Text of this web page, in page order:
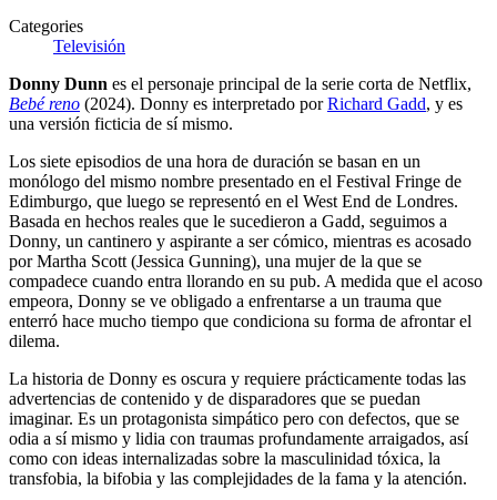
Categories
Televisión
Donny Dunn es el personaje principal de la serie corta de Netflix,
Bebé reno (2024). Donny es interpretado porRichard Gadd, y es
una versión ficticia de sí mismo.
Los siete episodios de una hora de duración se basan en un
monólogo del mismo nombre presentado en el Festival Fringe de
Edimburgo, que luego se representó en el West End de Londres.
Basada en hechos reales que le sucedieron a Gadd, seguimos a
Donny, un cantinero y aspirante a ser cómico, mientras es acosado
por Martha Scott (Jessica Gunning), una mujer de la que se
compadece cuando entra llorando en su pub. A medida que el acoso
empeora, Donny se ve obligado a enfrentarse a un trauma que
enterró hace mucho tiempo que condiciona su forma de afrontar el
dilema.
La historia de Donny es oscura y requiere prácticamente todas las
advertencias de contenido y de disparadores que se puedan
imaginar. Es un protagonista simpático pero con defectos, que se
odia a sí mismo y lidia con traumas profundamente arraigados, así
como con ideas internalizadas sobre la masculinidad tóxica, la
transfobia, la bifobia y las complejidades de la fama y la atención.